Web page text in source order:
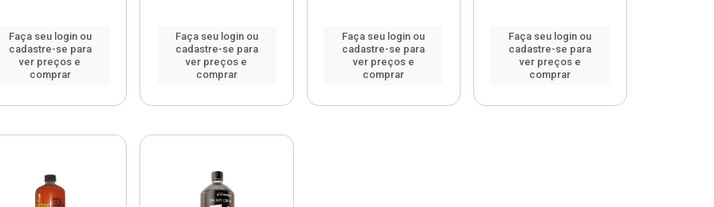
Faça seu login ou
cadastre-se para
ver preços e
comprar
Faça seu login ou
cadastre-se para
ver preços e
comprar
Faça seu login ou
cadastre-se para
ver preços e
comprar
Faça seu login ou
cadastre-se para
ver preços e
comprar